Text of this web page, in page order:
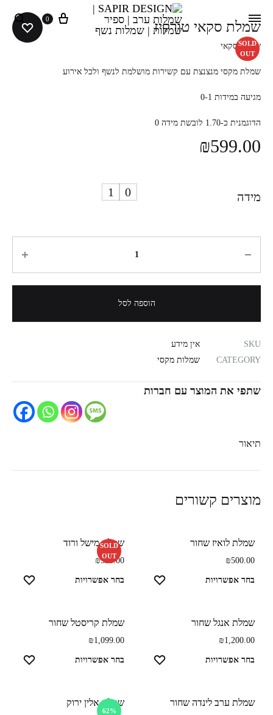
0
SOLD
OUT
שמלת סקאי טורקיז
שמלת סקאי
שמלת מקסי מנצנצת עם קשירות מושלמת לנשף ולכל אירוע
מגיעה במידות 0-1
הדוגמנית כ-1.70 לובשת מידה 0
₪599.00
מידה 0
1
הוספה לסל
SKU
אין מידע
CATEGORY
שמלות מקסי
שתפי את המוצר עם חברות
תיאור
מוצרים קשורים
שמלת לואיז שחור
₪500.00
בחר אפשרויות
SOLD
OUT
שמלת מישל ורוד
₪550.00
בחר אפשרויות
שמלת אנגל שחור
₪1,200.00
בחר אפשרויות
שמלת קריסטל שחור
₪1,099.00
בחר אפשרויות
שמלת ערב לינדה שחור
62%
שמלת אלין ירוק